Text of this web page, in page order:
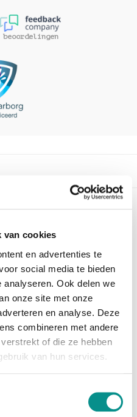
van cookies
en advertenties te
social media te bieden
Ook delen we
onze site met onze
en analyse. Deze
combineren met andere
of die ze hebben
van hun services.
beoordelingen
audio interface voor
als een creatieve
FPGA stellen u in
vrijwel geen latency
van AAX DSP plug-ins.
Mac via Ethernet
u een voor AVB
Ethernet adapter nodig